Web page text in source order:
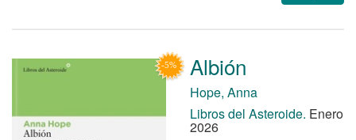
Albión
Hope, Anna
Libros del Asteroide. Enero
2026